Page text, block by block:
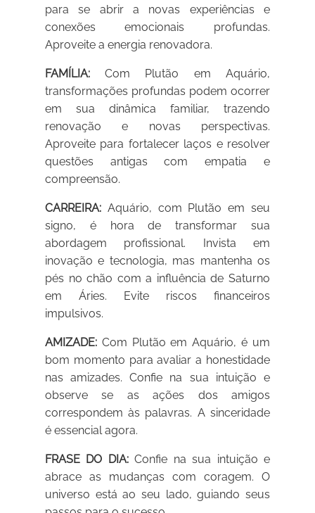
para se abrir a novas experiências e
conexões emocionais profundas.
Aproveite a energia renovadora.
FAMÍLIA: Com Plutão em Aquário,
transformações profundas podem ocorrer
em sua dinâmica familiar, trazendo
renovação e novas perspectivas.
Aproveite para fortalecer laços e resolver
questões antigas com empatia e
compreensão.
CARREIRA: Aquário, com Plutão em seu
signo, é hora de transformar sua
abordagem profissional. Invista em
inovação e tecnologia, mas mantenha os
pés no chão com a influência de Saturno
em Áries. Evite riscos financeiros
impulsivos.
AMIZADE: Com Plutão em Aquário, é um
bom momento para avaliar a honestidade
nas amizades. Confie na sua intuição e
observe se as ações dos amigos
correspondem às palavras. A sinceridade
é essencial agora.
FRASE DO DIA:Confie na sua intuição e
abrace as mudanças com coragem. O
universo está ao seu lado, guiando seus